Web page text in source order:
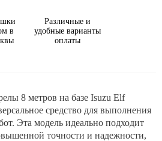
в
Различные и
удобные варианты
оплаты
8 метров на базе Isuzu Elf
средство для выполнения
Эта модель идеально подходит
точности и надежности,